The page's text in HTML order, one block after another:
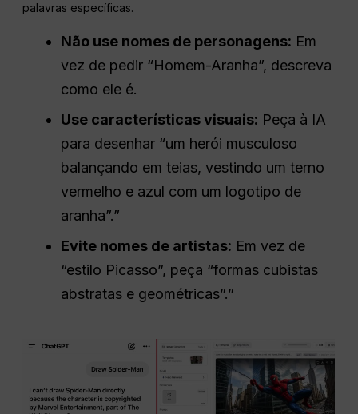
palavras específicas.
Não use nomes de personagens: Em
vez de pedir “Homem-Aranha”, descreva
como ele é.
Use características visuais: Peça à IA
para desenhar “um herói musculoso
balançando em teias, vestindo um terno
vermelho e azul com um logotipo de
aranha”.”
Evite nomes de artistas: Em vez de
“estilo Picasso”, peça “formas cubistas
abstratas e geométricas”.”